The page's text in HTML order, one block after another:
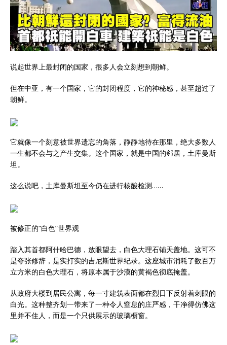
说起世界上最封闭的国家，很多人会立刻想到朝鲜。
但在中亚，有一个国家，它的封闭程度，它的神秘感，甚至超过了
朝鲜。
它就像一个刻意被世界遗忘的角落，静静地待在那里，绝大多数人
一生都不会与之产生交集。这个国家，就是中国的邻居，土库曼斯
坦。
这么说吧，土库曼斯坦至今仍在进行核酸检测……
被修正的“白色”世界观
踏入其首都阿什哈巴德，放眼望去，白色大理石铺天盖地。这可不
是夸张修辞，是实打实的吉尼斯世界纪录。这座城市消耗了数百万
立方米的白色大理石，将原本属于沙漠的黄褐色彻底掩盖。
从政府大楼到居民公寓，每一寸建筑表面都在烈日下反射着刺眼的
白光。这种整齐划一带来了一种令人窒息的庄严感，干净得仿佛这
里并不住人，而是一个只供展示的玻璃橱窗。